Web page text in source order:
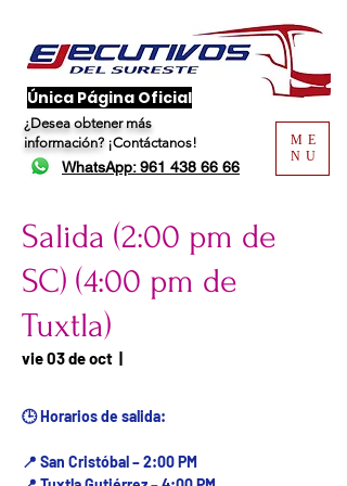
​Única Página Oficial
¿Desea obtener más
información? ¡Contáctanos!
WhatsApp: 961 438 66 66
ME
NU
Salida (2:00 pm de
SC) (4:00 pm de
Tuxtla)
vie 03 de oct
  |
🕒 Horarios de salida:
📍 San Cristóbal – 2:00 PM